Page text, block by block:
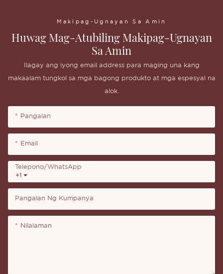
Makipag-Ugnayan Sa Amin
Huwag Mag-Atubiling Makipag-Ugnayan
Sa Amin
Ilagay ang iyong email address para maging una kang
makaalam tungkol sa mga bagong produkto at mga espesyal na
alok.
Pangalan
Email
+1
Telepono/whatsApp
Pangalan Ng Kumpanya
Nilalaman